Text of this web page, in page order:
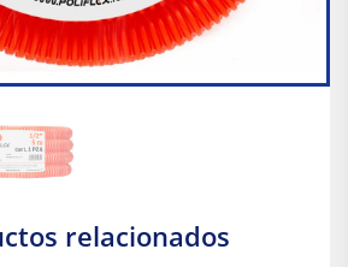
relacionados